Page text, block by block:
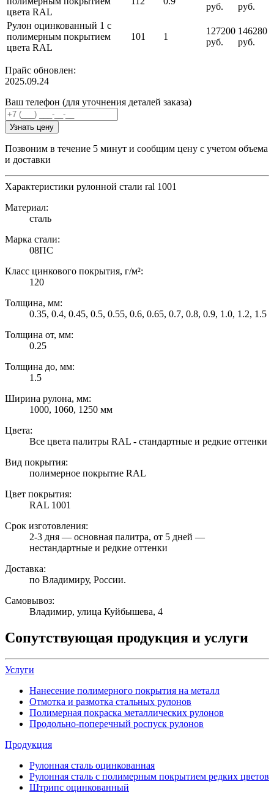
цвета RAL
руб.
руб.
Рулон оцинкованный 1 с
полимерным покрытием
цвета RAL
101 1
127200
руб.
146280
руб.
Прайс обновлен:
2025.09.24
Ваш телефон (для уточнения деталей заказа)
Узнать цену
Позвоним в течение 5 минут и сообщим цену с учетом объема
и доставки
Характеристики рулонной стали ral 1001
Материал:
сталь
Марка стали:
08ПС
Класс цинкового покрытия, г/м²:
120
Толщина, мм:
0.35, 0.4, 0.45, 0.5, 0.55, 0.6, 0.65, 0.7, 0.8, 0.9, 1.0, 1.2, 1.5
Толщина от, мм:
0.25
Толщина до, мм:
1.5
Ширина рулона, мм:
1000, 1060, 1250 мм
Цвета:
Все цвета палитры RAL - стандартные и редкие оттенки
Вид покрытия:
полимерное покрытие RAL
Цвет покрытия:
RAL 1001
Срок изготовления:
2-3 дня — основная палитра, от 5 дней —
нестандартные и редкие оттенки
Доставка:
по Владимиру, России.
Самовывоз:
Владимир, улица Куйбышева, 4
Сопутствующая продукция и услуги
Услуги
Нанесение полимерного покрытия на металл
Отмотка и размотка стальных рулонов
Полимерная покраска металлических рулонов
Продольно-поперечный роспуск рулонов
Продукция
Рулонная сталь оцинкованная
Рулонная сталь с полимерным покрытием редких цветов
Штрипс оцинкованный